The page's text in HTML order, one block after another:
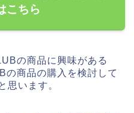
こちら
の商品に興味がある
商品の購入を検討して
思います。